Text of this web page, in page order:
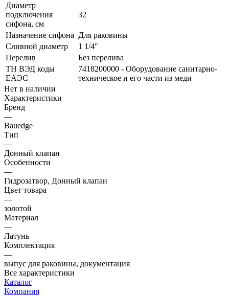
Диаметр
подключения
сифона, см
32
Назначение сифона Для раковины
Сливной диаметр
1 1/4"
Перелив
Без перелива
ТН ВЭД коды
ЕАЭС
7418200000 - Оборудование санитарно-
техническое и его части из меди
Нет в наличии
Характеристики
Бренд
—
Bauedge
Тип
—
Донный клапан
Особенности
—
Гидрозатвор, Донный клапан
Цвет товара
—
золотой
Материал
—
Латунь
Комплектация
—
выпус для раковины, документация
Все характеристики
Каталог
Компания